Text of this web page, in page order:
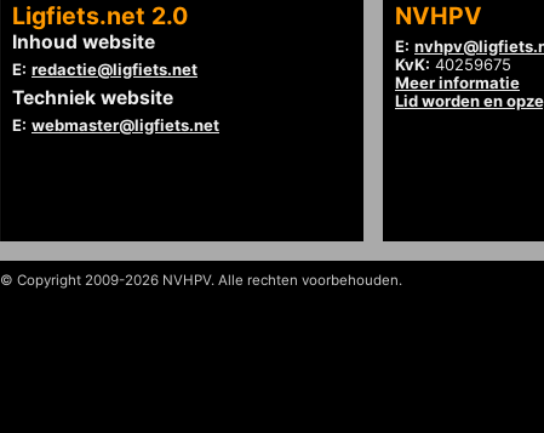
Ligfiets.net 2.0
Inhoud website
E: redactie@ligfiets.net
Techniek website
E: webmaster@ligfiets.net
NVHPV
E:
KvK: 40259675
Meer informatie
Lid worden en
© Copyright 2009-2026 NVHPV. Alle rechten voorbehouden.